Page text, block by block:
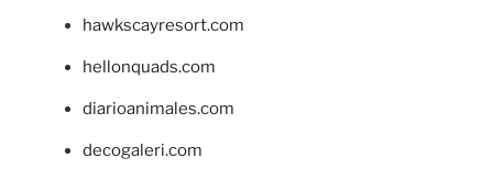
hawkscayresort.com
hellonquads.com
diarioanimales.com
decogaleri.com